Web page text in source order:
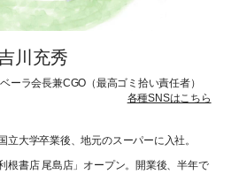
川充秀
ーラ会長兼CGO（最高ゴミ拾い責任者）
各種SNSはこちら
立大学卒業後、地元のスーパーに入社。
根書店 尾島店」オープン。開業後、半年で